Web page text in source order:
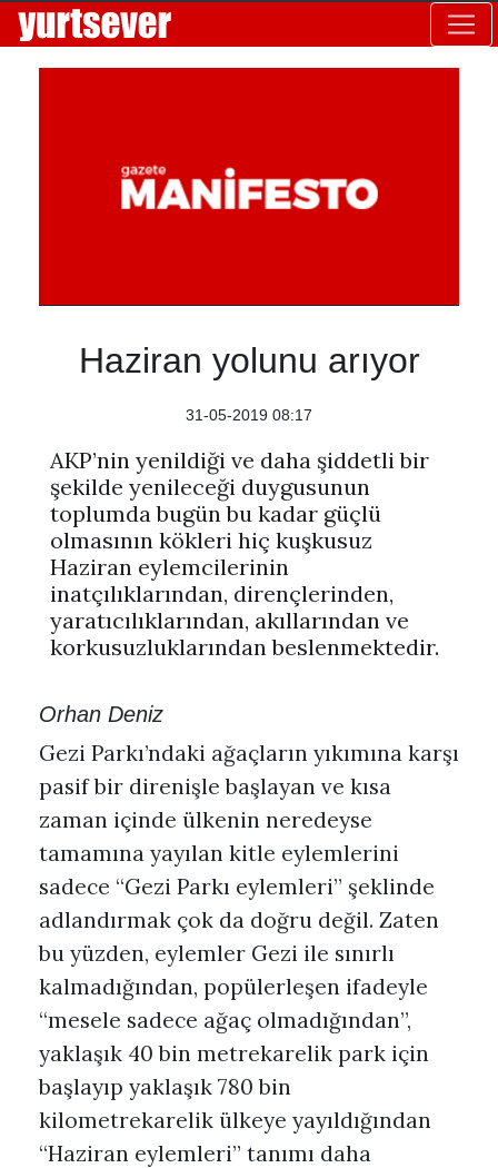
Haziran yolunu arıyor
31-05-2019 08:17
AKP’nin yenildiği ve daha şiddetli bir
şekilde yenileceği duygusunun
toplumda bugün bu kadar güçlü
olmasının kökleri hiç kuşkusuz
Haziran eylemcilerinin
inatçılıklarından, dirençlerinden,
yaratıcılıklarından, akıllarından ve
korkusuzluklarından beslenmektedir.
Orhan Deniz
Gezi Parkı’ndaki ağaçların yıkımına karşı
pasif bir direnişle başlayan ve kısa
zaman içinde ülkenin neredeyse
tamamına yayılan kitle eylemlerini
sadece “Gezi Parkı eylemleri” şeklinde
adlandırmak çok da doğru değil. Zaten
bu yüzden, eylemler Gezi ile sınırlı
kalmadığından, popülerleşen ifadeyle
“mesele sadece ağaç olmadığından”,
yaklaşık 40 bin metrekarelik park için
başlayıp yaklaşık 780 bin
kilometrekarelik ülkeye yayıldığından
“Haziran eylemleri” tanımı daha